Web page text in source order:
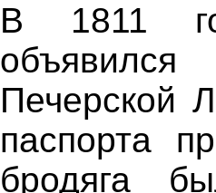
В 1811
Печерской
паспорта
бродяга